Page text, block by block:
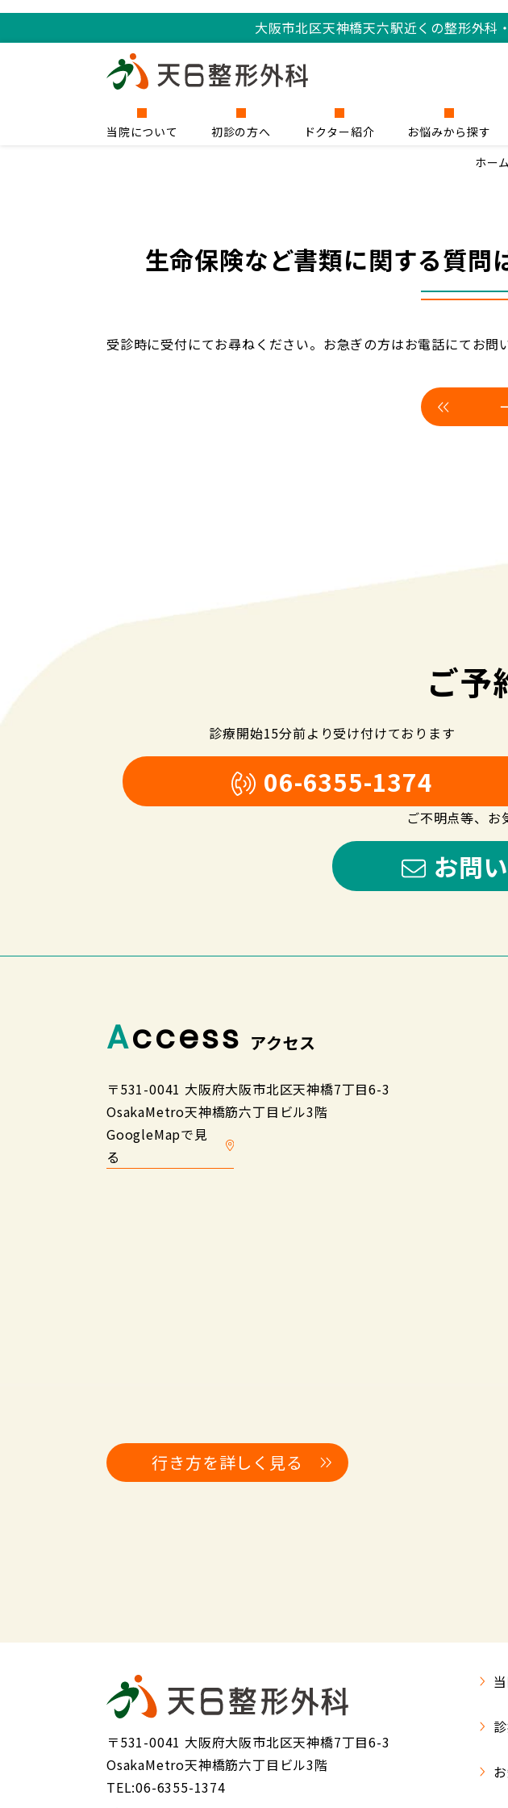
大阪市北区天神橋天六駅近くの整形外科
当院について 初診の方へ ドクター紹介 お悩みから探す
ホーム
生命保険など書類に関する質問
受診時に受付にてお尋ねください。お急ぎの方はお電話にてお問
ご予
診療開始15分前より受け付けております
06-6355-1374
ご不明点等、お
お問
Access アクセス
〒531-0041 大阪府大阪市北区天神橋7丁目6-3
OsakaMetro天神橋筋六丁目ビル3階
GoogleMapで見
る
行き方を詳しく見る
〒531-0041 大阪府大阪市北区天神橋7丁目6-3
OsakaMetro天神橋筋六丁目ビル3階
TEL:06-6355-1374